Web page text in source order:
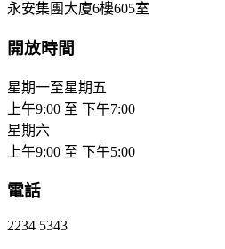
永安集團大廈6樓605室
開放時間
星期一至星期五
上午9:00 至 下午7:00
星期六
上午9:00 至 下午5:00
電話
2234 5343